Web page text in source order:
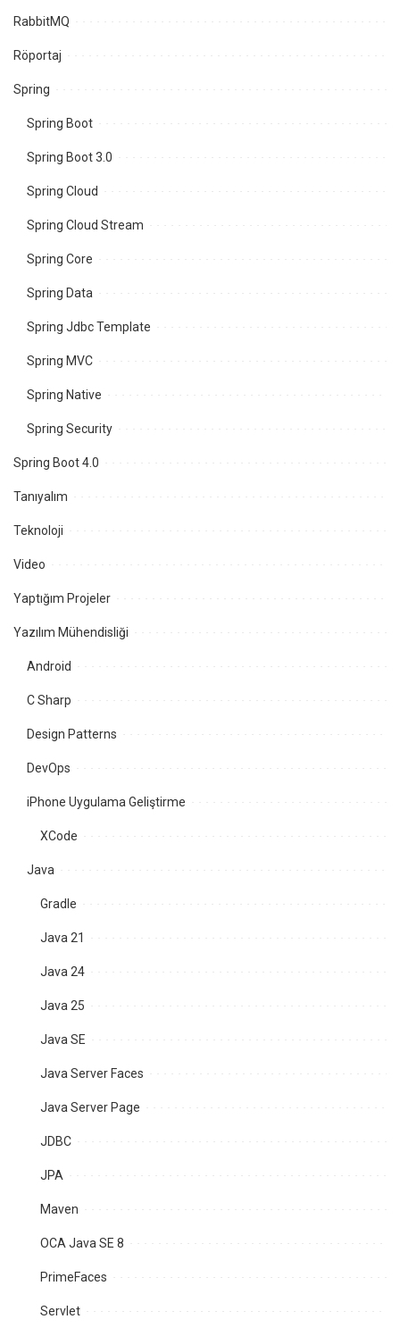
RabbitMQ
Röportaj
Spring
Spring Boot
Spring Boot 3.0
Spring Cloud
Spring Cloud Stream
Spring Core
Spring Data
Spring Jdbc Template
Spring MVC
Spring Native
Spring Security
Spring Boot 4.0
Tanıyalım
Teknoloji
Video
Yaptığım Projeler
Yazılım Mühendisliği
Android
C Sharp
Design Patterns
DevOps
iPhone Uygulama Geliştirme
XCode
Java
Gradle
Java 21
Java 24
Java 25
Java SE
Java Server Faces
Java Server Page
JDBC
JPA
Maven
OCA Java SE 8
PrimeFaces
Servlet